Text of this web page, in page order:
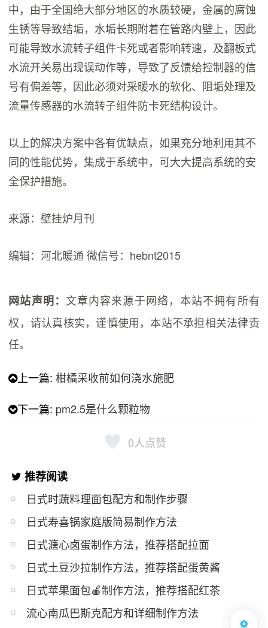
中，由于全国绝大部分地区的水质较硬，金属的腐蚀
生锈等导致结垢，水垢长期附着在管路内壁上，因此
可能导致水流转子组件卡死或者影响转速，及翻板式
水流开关易出现误动作等，导致了反馈给控制器的信
号有偏差等，因此必须对采暖水的软化、阻垢处理及
流量传感器的水流转子组件防卡死结构设计。
以上的解决方案中各有优缺点，如果充分地利用其不
同的性能优势，集成于系统中，可大大提高系统的安
全保护措施。
来源：壁挂炉月刊
编辑：河北暖通 微信号：hebnt2015
网站声明： 文章内容来源于网络，本站不拥有所有
权，请认真核实，谨慎使用，本站不承担相关法律责
任。
上一篇:柑橘采收前如何浇水施肥
下一篇: pm2.5是什么颗粒物
0人点赞
推荐阅读
日式时蔬料理面包配方和制作步骤
日式寿喜锅家庭版简易制作方法
日式溏心卤蛋制作方法，推荐搭配拉面
日式土豆沙拉制作方法，推荐搭配蛋黄酱
日式苹果面包🍎制作方法，推荐搭配红茶
流心南瓜巴斯克配方和详细制作方法